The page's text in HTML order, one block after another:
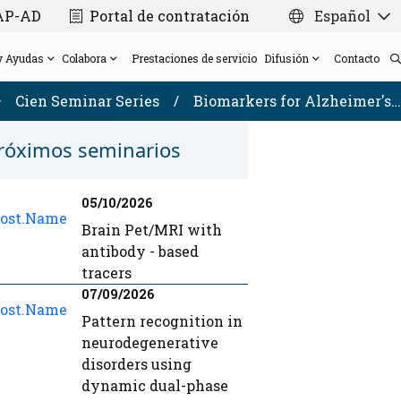
AD Portal de contratación Español
Consejo Científico Asesor Externo
Transparencia
Nuestra red
Biomarcadores/Bioquímica y Genética Molecular
Plataforma de Neuropatología y Biobanco
Plataforma de Neurofisiología y
Neuromodulación
Consorcio Madrid-DFT
Proyectos con financiación pública
Ayudas Colabora
Donación de cerebros post-mortem para
investigación
Tarjeta Navideña Solidaria 2025
Prestaciones de servicio Difusión
Memorables Film Festival
Newsletter
CIEN Seminar Series
Contacto
Cien Seminar Series / Biomarkers for Alzheimer's…
seminarios
05/10/2026
Brain Pet/MRI with
antibody - based
tracers
07/09/2026
Pattern recognition in
neurodegenerative
disorders using
dynamic dual-phase